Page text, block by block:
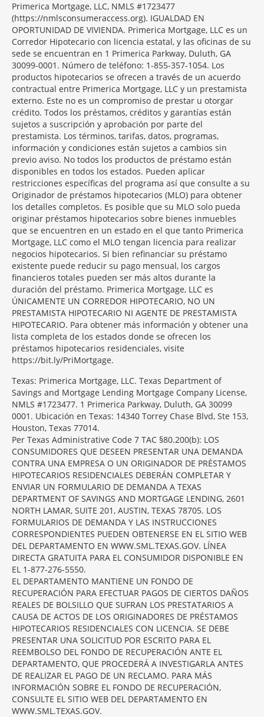
Primerica Mortgage, LLC, NMLS #1723477
(https://nmlsconsumeraccess.org). IGUALDAD EN
OPORTUNIDAD DE VIVIENDA. Primerica Mortgage, LLC es un
Corredor Hipotecario con licencia estatal, y las oficinas de su
sede se encuentran en 1 Primerica Parkway, Duluth, GA
30099-0001. Número de teléfono: 1-855-357-1054. Los
productos hipotecarios se ofrecen a través de un acuerdo
contractual entre Primerica Mortgage, LLC y un prestamista
externo. Este no es un compromiso de prestar u otorgar
crédito. Todos los préstamos, créditos y garantías están
sujetos a suscripción y aprobación por parte del
prestamista. Los términos, tarifas, datos, programas,
información y condiciones están sujetos a cambios sin
previo aviso. No todos los productos de préstamo están
disponibles en todos los estados. Pueden aplicar
restricciones específicas del programa así que consulte a su
Originador de préstamos hipotecarios (MLO) para obtener
los detalles completos. Es posible que su MLO solo pueda
originar préstamos hipotecarios sobre bienes inmuebles
que se encuentren en un estado en el que tanto Primerica
Mortgage, LLC como el MLO tengan licencia para realizar
negocios hipotecarios. Si bien refinanciar su préstamo
existente puede reducir su pago mensual, los cargos
financieros totales pueden ser más altos durante la
duración del préstamo. Primerica Mortgage, LLC es
ÚNICAMENTE UN CORREDOR HIPOTECARIO, NO UN
PRESTAMISTA HIPOTECARIO NI AGENTE DE PRESTAMISTA
HIPOTECARIO. Para obtener más información y obtener una
lista completa de los estados donde se ofrecen los
préstamos hipotecarios residenciales, visite
https://bit.ly/PriMortgage.
Texas: Primerica Mortgage, LLC. Texas Department of
Savings and Mortgage Lending Mortgage Company License,
NMLS #1723477. 1 Primerica Parkway, Duluth, GA 30099
0001. Ubicación en Texas: 14340 Torrey Chase Blvd, Ste 153,
Houston, Texas 77014.
Per Texas Administrative Code 7 TAC §80.200(b): LOS
CONSUMIDORES QUE DESEEN PRESENTAR UNA DEMANDA
CONTRA UNA EMPRESA O UN ORIGINADOR DE PRÉSTAMOS
HIPOTECARIOS RESIDENCIALES DEBERÁN COMPLETAR Y
ENVIAR UN FORMULARIO DE DEMANDA A TEXAS
DEPARTMENT OF SAVINGS AND MORTGAGE LENDING, 2601
NORTH LAMAR, SUITE 201, AUSTIN, TEXAS 78705. LOS
FORMULARIOS DE DEMANDA Y LAS INSTRUCCIONES
CORRESPONDIENTES PUEDEN OBTENERSE EN EL SITIO WEB
DEL DEPARTAMENTO EN WWW.SML.TEXAS.GOV. LÍNEA
DIRECTA GRATUITA PARA EL CONSUMIDOR DISPONIBLE EN
EL 1-877-276-5550.
EL DEPARTAMENTO MANTIENE UN FONDO DE
RECUPERACIÓN PARA EFECTUAR PAGOS DE CIERTOS DAÑOS
REALES DE BOLSILLO QUE SUFRAN LOS PRESTATARIOS A
CAUSA DE ACTOS DE LOS ORIGINADORES DE PRÉSTAMOS
HIPOTECARIOS RESIDENCIALES CON LICENCIA. SE DEBE
PRESENTAR UNA SOLICITUD POR ESCRITO PARA EL
REEMBOLSO DEL FONDO DE RECUPERACIÓN ANTE EL
DEPARTAMENTO, QUE PROCEDERÁ A INVESTIGARLA ANTES
DE REALIZAR EL PAGO DE UN RECLAMO. PARA MÁS
INFORMACIÓN SOBRE EL FONDO DE RECUPERACIÓN,
CONSULTE EL SITIO WEB DEL DEPARTAMENTO EN
WWW.SML.TEXAS.GOV.